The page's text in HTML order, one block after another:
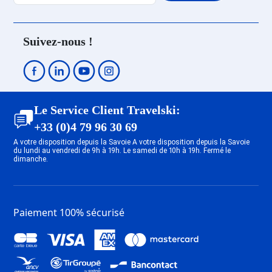
Location Vallandry
Location Plagne - Belle Plagne
Location Plagne Bellecôte
Location Plagne Villages
Location Plagne Soleil
Location Plagne Bellecôte
Location Plagne - Les Coches
Location Plagne - Champagny en
Location Les Arcs 1950
Location Les Arcs 1600
Location Les Arcs 1800
Suivez-nous !
Le Service Client Travelski:
+33 (0)4 79 96 30 69
A votre disposition depuis la Savoie A votre disposition depuis la Savoie
du lundi au vendredi de 9h à 19h. Le samedi de 10h à 19h. Fermé le
dimanche.
Paiement 100% sécurisé